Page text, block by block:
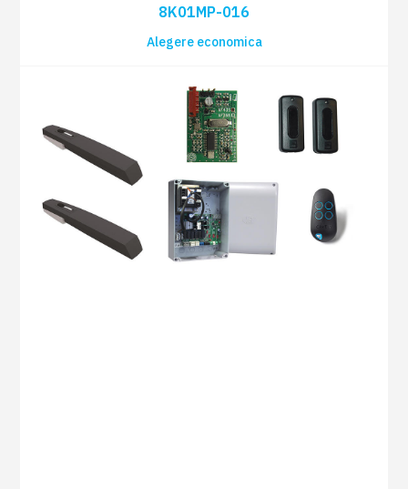
8K01MP-016
Alegere economica